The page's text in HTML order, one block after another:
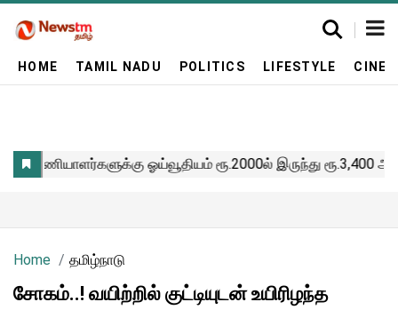
HOME TAMIL NADU POLITICS LIFESTYLE
Home தமிழ்நாடு
சோகம்..! வயிற்றில் குட்டியுடன் உயிரிழந்த